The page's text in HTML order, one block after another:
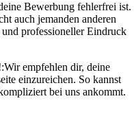
Bewerbung fehlerfrei ist.
auch jemanden anderen
professioneller Eindruck
Wir empfehlen dir, deine
einzureichen. So kannst
bei uns ankommt.